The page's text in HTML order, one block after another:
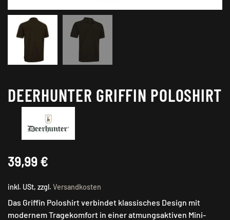
DEERHUNTER GRIFFIN POLOSHIRT
39,99 €
inkl. USt, zzgl. Versandkosten
Das Griffin Poloshirt verbindet klassisches Design mit
modernem Tragekomfort in einer atmungsaktiven Mini-